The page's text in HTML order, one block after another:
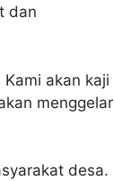
dan
akan kaji
menggelar
desa.